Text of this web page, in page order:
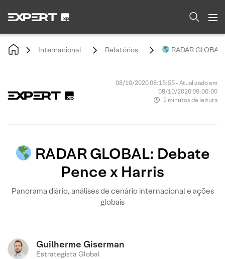
Internacional Relatórios RADAR
08/10/2020 08:15:55 • Atualizado em
08/10/2020 09:00:00
2 minutos de leitura
RADAR GLOBAL: Debate
Pence x Harris
Panorama diário, análises de cenário internacional e ações
globais
Guilherme Giserman
Estrategista Global